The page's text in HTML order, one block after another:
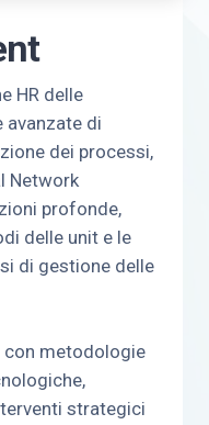
HR delle
avanzate di
dei processi,
Network
profonde,
delle unit e le
di gestione delle
con metodologie
strategici